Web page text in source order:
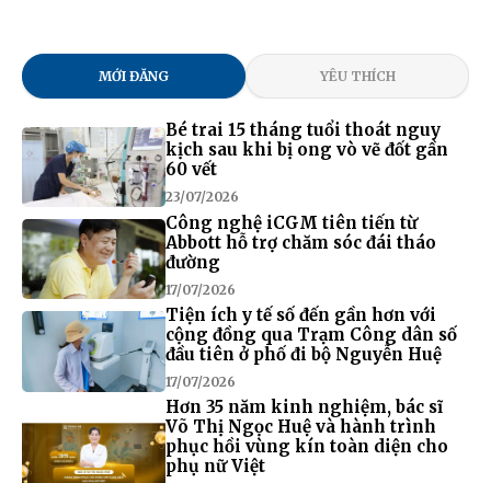
MỚI ĐĂNG YÊU THÍCH
Bé trai 15 tháng tuổi thoát nguy
kịch sau khi bị ong vò vẽ đốt gần
60 vết
23/07/2026
Công nghệ iCGM tiên tiến từ
Abbott hỗ trợ chăm sóc đái tháo
đường
17/07/2026
Tiện ích y tế số đến gần hơn với
cộng đồng qua Trạm Công dân số
đầu tiên ở phố đi bộ Nguyễn Huệ
17/07/2026
Hơn 35 năm kinh nghiệm, bác sĩ
Võ Thị Ngọc Huệ và hành trình
phục hồi vùng kín toàn diện cho
phụ nữ Việt